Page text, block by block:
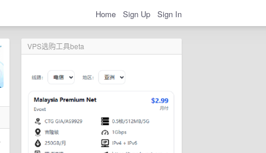
Home Sign Up Sign In
VPS选购工具beta